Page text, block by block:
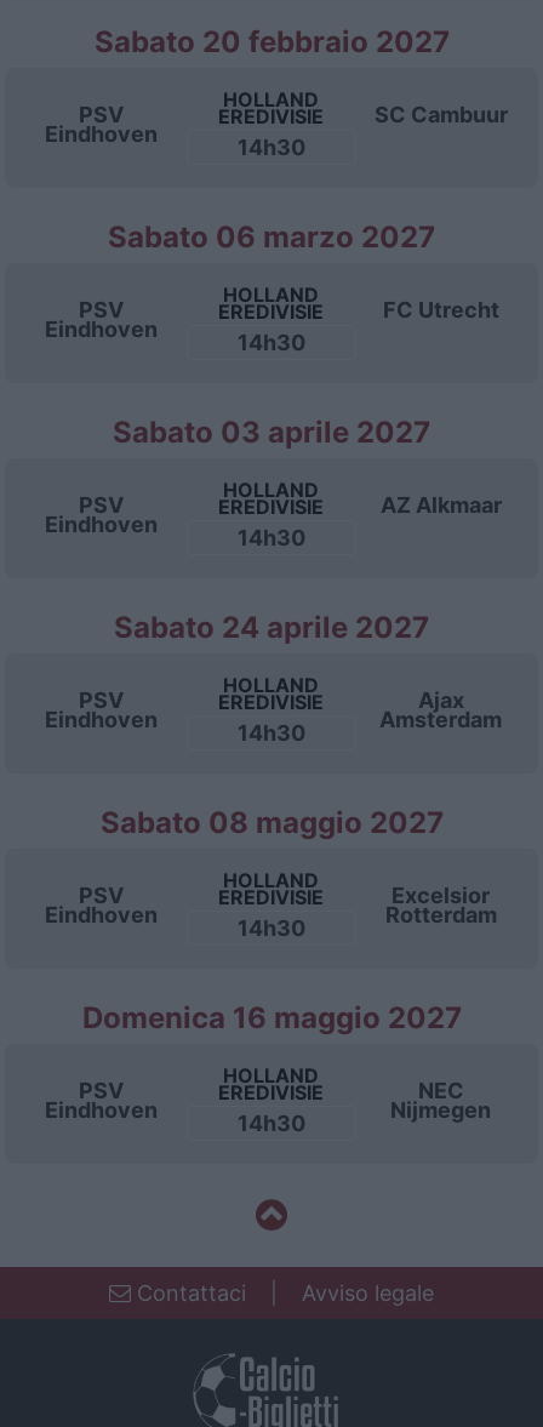
Sabato 20 febbraio 2027
PSV
Eindhoven
HOLLAND
EREDIVISIE
14h30
SC Cambuur
Sabato 06 marzo 2027
PSV
Eindhoven
HOLLAND
EREDIVISIE
14h30
FC Utrecht
Sabato 03 aprile 2027
PSV
Eindhoven
HOLLAND
EREDIVISIE
14h30
AZ Alkmaar
Sabato 24 aprile 2027
PSV
Eindhoven
HOLLAND
EREDIVISIE
14h30
Ajax
Amsterdam
Sabato 08 maggio 2027
PSV
Eindhoven
HOLLAND
EREDIVISIE
14h30
Excelsior
Rotterdam
Domenica 16 maggio 2027
PSV
Eindhoven
HOLLAND
EREDIVISIE
14h30
NEC
Nijmegen
Contattaci Avviso legale